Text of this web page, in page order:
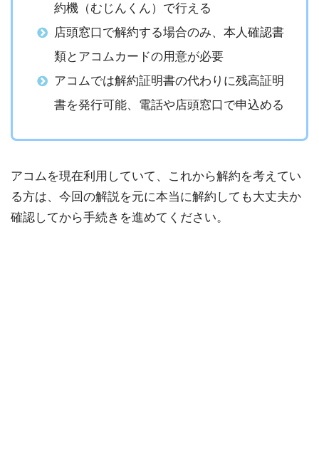
約機（むじんくん）で行える
店頭窓口で解約する場合のみ、本人確認書
類とアコムカードの用意が必要
アコムでは解約証明書の代わりに残高証明
書を発行可能、電話や店頭窓口で申込める
アコムを現在利用していて、これから解約を考えてい
る方は、今回の解説を元に本当に解約しても大丈夫か
確認してから手続きを進めてください。